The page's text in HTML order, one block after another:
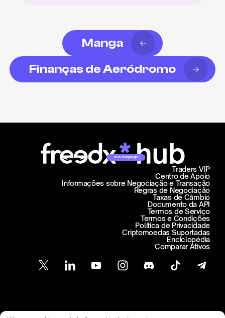
Manga
Finanças de Aeródromo
Join campaign
Centro de Apoio
Informações sobre Negociação e Transação
Traders VIP
Regras de Negociação
Taxas de Câmbio
Documento da API
Termos de Serviço
Termos e Condições
Política de Privacidade
Criptomoedas Suportadas
Enciclopédia
Comparar Ativos